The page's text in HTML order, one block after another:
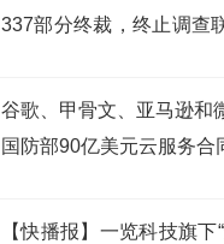
337部分终裁，终止调查
谷歌、甲骨文、亚马逊和
国防部90亿美元云服务合
【快播报】一览科技旗下